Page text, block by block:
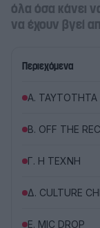
όλα όσα κάνει
να έχουν βγεί
Περιεχόμενα
Α. ΤΑΥΤΟΤΗΤΑ
Β. OFF THE
Γ. Η ΤΕΧΝΗ
Δ. CULTURE
Ε. MIC DROP